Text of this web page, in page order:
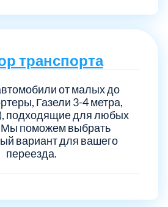
транспорта
от малых до
Газели 3-4 метра,
подходящие для любых
поможем выбрать
вариант для вашего
переезда.